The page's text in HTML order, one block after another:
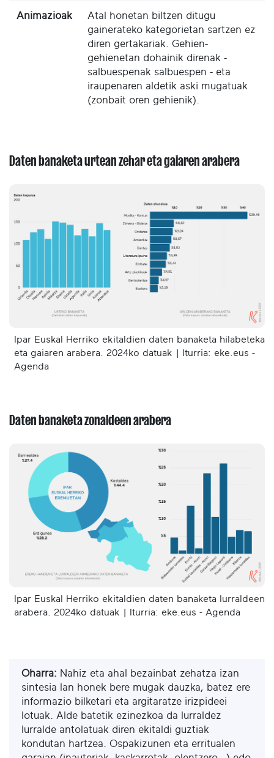
Animazioak
Atal honetan biltzen ditugu
gainerateko kategorietan sartzen ez
diren gertakariak. Gehien-
gehienetan dohainik direnak -
salbuespenak salbuespen - eta
iraupenaren aldetik aski mugatuak
(zonbait oren gehienik).
Daten banaketa urtean zehar eta gaiaren arabera
Ipar Euskal Herriko ekitaldien daten banaketa hilabeteka
eta gaiaren arabera. 2024ko datuak | Iturria: eke.eus -
Agenda
Daten banaketa zonaldeen arabera
Ipar Euskal Herriko ekitaldien daten banaketa lurraldeen
arabera. 2024ko datuak | Iturria: eke.eus - Agenda
Oharra: Nahiz eta ahal bezainbat zehatza izan
sintesia lan honek bere mugak dauzka, batez ere
informazio bilketari eta argitaratze irizpideei
lotuak. Alde batetik ezinezkoa da lurraldez
lurralde antolatuak diren ekitaldi guztiak
kondutan hartzea. Ospakizunen eta erritualen